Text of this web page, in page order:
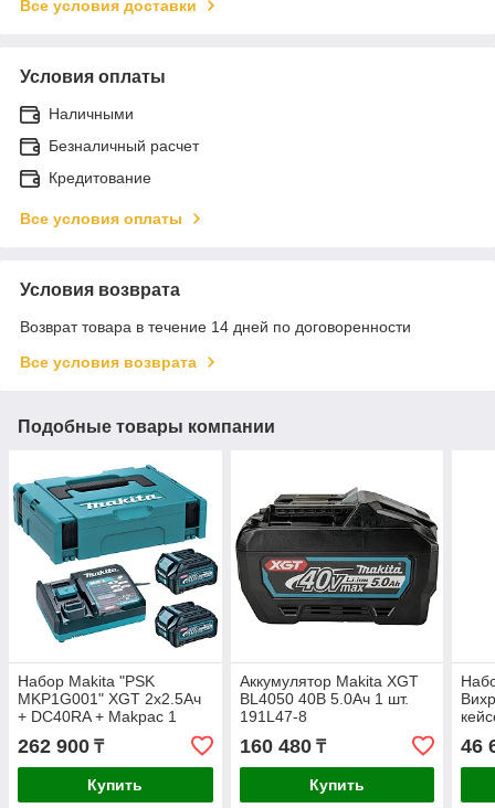
Все условия доставки
Условия оплаты
Наличными
Безналичный расчет
Кредитование
Все условия оплаты
Условия возврата
Возврат товара в течение 14 дней по договоренности
Все условия возврата
Подобные товары компании
Набор Makita "PSK
MKP1G001" XGT 2x2.5Ач
+ DC40RA + Makpac 1
262 900 ₸
Купить
Аккумулятор Makita XGT
BL4050 40В 5.0Ач 1 шт.
191L47-8
160 480₸
Купить
46